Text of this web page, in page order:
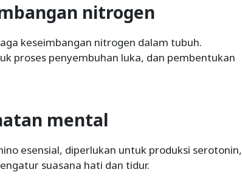
nitrogen
keseimbangan nitrogen dalam tubuh.
proses penyembuhan luka, dan pembentukan
mental
esensial, diperlukan untuk produksi serotonin,
suasana hati dan tidur.